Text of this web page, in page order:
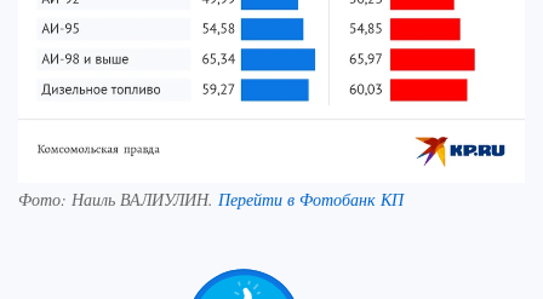
Фото: Наиль ВАЛИУЛИН. Перейти в Фотобанк КП